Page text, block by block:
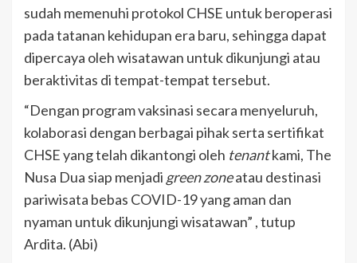
sudah memenuhi protokol CHSE untuk beroperasi
pada tatanan kehidupan era baru, sehingga dapat
dipercaya oleh wisatawan untuk dikunjungi atau
beraktivitas di tempat-tempat tersebut.
“Dengan program vaksinasi secara menyeluruh,
kolaborasi dengan berbagai pihak serta sertifikat
CHSE yang telah dikantongi oleh tenantkami, The
Nusa Dua siap menjadi green zoneatau destinasi
pariwisata bebas COVID-19 yang aman dan
nyaman untuk dikunjungi wisatawan” , tutup
Ardita. (Abi)